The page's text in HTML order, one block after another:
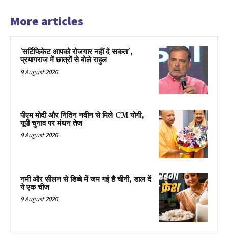
More articles
'सर्टिफिकेट आपको रोजगार नहीं दे सकता',
प्रयागराज में छात्रों से बोले राहुल
9 August 2026
पीएम मोदी और नितिन नवीन से मिले CM योगी,
यूपी चुनाव पर मंथन तेज
9 August 2026
नमी और सीलन से डिब्बे में जम गई है चीनी, डाल दें
ये एक चीज
9 August 2026